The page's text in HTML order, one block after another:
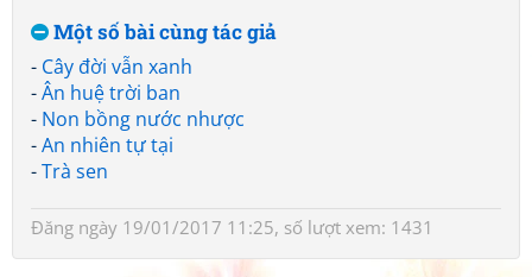
Một số bài cùng tác giả
- Cây đời vẫn xanh
-Ân huệ trời ban
- Non bồng nước nhược
-An nhiên tự tại
-Trà sen
Đăng ngày 19/01/2017 11:25, số lượt xem: 1431